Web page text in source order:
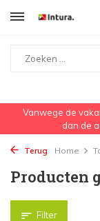
Vanwege de
dan de
Terug Home
Producten
Filter